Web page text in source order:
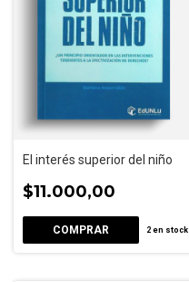
El interés superior del niño
$11.000,00
2en stock